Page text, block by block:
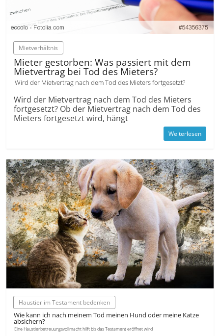
Mietverhältnis
Mieter gestorben: Was passiert mit dem
Mietvertrag bei Tod des Mieters?
Wird der Mietvertrag nach dem Tod des Mieters fortgesetzt?
Wird der Mietvertrag nach dem Tod des Mieters
fortgesetzt? Ob der Mietvertrag nach dem Tod des
Mieters fortgesetzt wird, hängt
Weiterlesen
Haustier im Testament bedenken
Wie kann ich nach meinem Tod meinen Hund oder meine Katze
absichern?
Eine Haustierbetreuungsvollmacht hilft bis das Testament eröffnet wird